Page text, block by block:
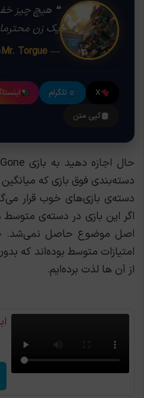
❝ هیچ چیز
یک زن
— Mr. Torgue
2)
X تلگرام
کپی متن
دسته‌ی بازی‌های خوب قرار
اگر این بازی در دسته‌ی متوسط
اصل موضوع حاصل نمی‌شد.
امتیازات متوسط بوده‌اند که
از آن ها لذت برده‌ایم.